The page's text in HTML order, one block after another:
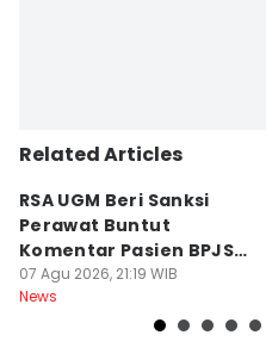
Related Articles
RSA UGM Beri Sanksi
Perawat Buntut
Komentar Pasien BPJS
di Medsos
07 Agu 2026, 21:19 WIB
News